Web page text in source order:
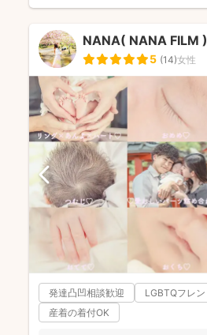
NANA( NANA FILM )
5 (14)女性
発達凸凹相談歓迎
LGBTQフレ
産着の着付OK